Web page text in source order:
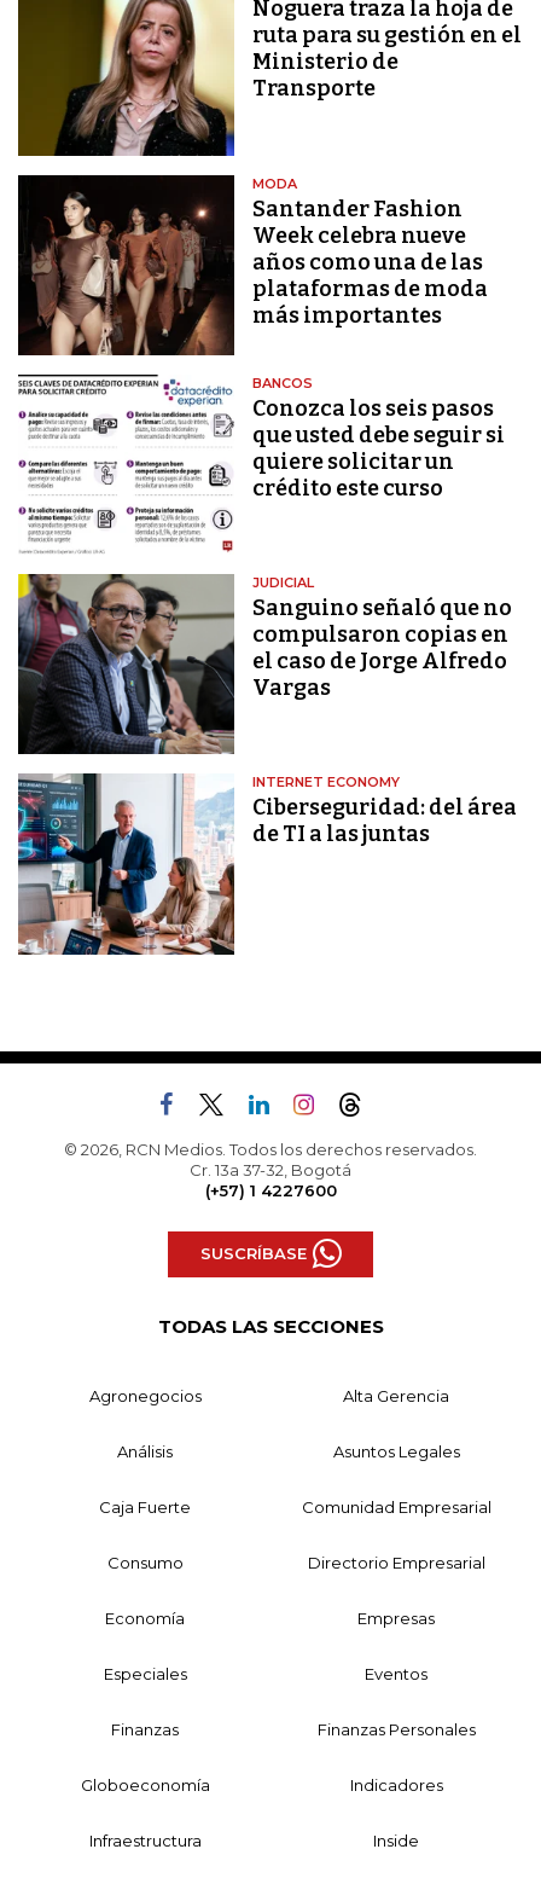
Noguera traza la hoja de
ruta para su gestión en el
Ministerio de
Transporte
MODA
Santander Fashion
Week celebra nueve
años como una de las
plataformas de moda
más importantes
BANCOS
Conozca los seis pasos
que usted debe seguir si
quiere solicitar un
crédito este curso
JUDICIAL
Sanguino señaló que no
compulsaron copias en
el caso de Jorge Alfredo
Vargas
INTERNET ECONOMY
Ciberseguridad: del área
de TI a las juntas
© 2026, RCN Medios. Todos los derechos reservados.
Cr. 13a 37-32, Bogotá
(+57) 1 4227600
SUSCRÍBASE
TODAS LAS SECCIONES
Agronegocios Alta Gerencia
Análisis Asuntos Legales
Caja Fuerte Comunidad Empresarial
Consumo Directorio Empresarial
Economía Empresas
Especiales Eventos
Finanzas Finanzas Personales
Globoeconomía Indicadores
Infraestructura Inside